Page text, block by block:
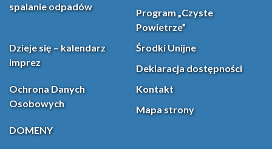
spalanie odpadów
Program „Czyste
Powietrze”
Dzieje się – kalendarz
imprez
Środki Unijne
Deklaracja dostępności
Ochrona Danych
Osobowych
Kontakt
Mapa strony
DOMENY